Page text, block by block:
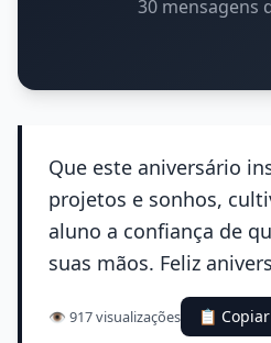
30 mensagens
Que este aniversário
projetos e sonhos,
aluno a confiança de
suas mãos. Feliz
👁️ 917 visualizações 📋 Copiar